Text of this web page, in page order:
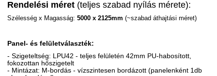
Rendelési méret (teljes szabad nyílás mérete):
Szélesség x Magasság: 5000 x 2125mm (~szabad áthajtási méret)
Panel- és felületválaszték:
- Szigeteltség: LPU42 - teljes felületén 42mm PU-habosított,
fokozottan hőszigetelt
- Mintázat: M-bordás - vízszintesen bordázott (panelenként 1db